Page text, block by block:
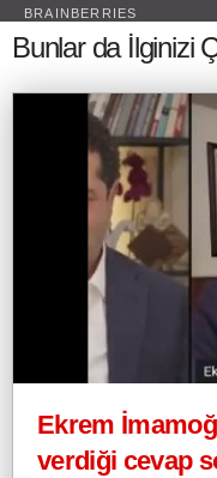
Bunlar da İlginizi
Ekrem
verdiği cevap